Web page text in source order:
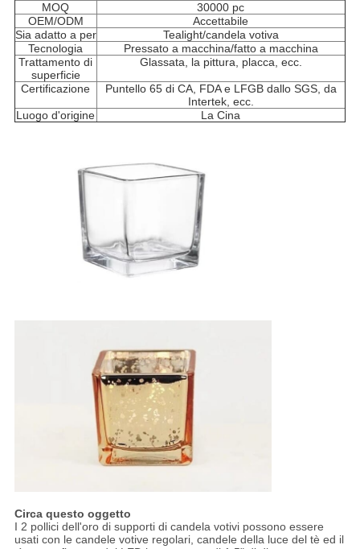
MOQ
30000 pc
OEM/ODM
Accettabile
Sia adatto a per
Tealight/candela votiva
Tecnologia
Pressato a macchina/fatto a macchina
Trattamento di
superficie
Glassata, la pittura, placca, ecc.
Certificazione
Puntello 65 di CA, FDA e LFGB dallo SGS, da
Intertek, ecc.
Luogo d'origine
La Cina
Circa questo oggetto
I 2 pollici dell'oro di supporti di candela votivi possono essere
usati con le candele votive regolari, candele della luce del tè ed il